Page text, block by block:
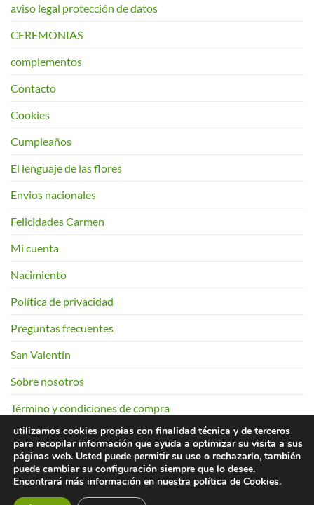
aviso legal protección de datos
CEREMONIAS
complementos
Contacto
Cookies
Cumpleaños
El lenguaje de las flores
Envios nacionales
Felicidades Carmen
Mi cuenta
Nacimiento
Política de privacidad
Preguntas frecuentes
San Valentín
Sobre nosotros
Término y condiciones de compra
956 28 65 07
Copyright 2026 ©
utilizamos cookies propias con finalidad técnica y de terceros
para recopilar información que ayuda a optimizar su visita a sus
páginas web. Usted puede permitir su uso o rechazarlo, también
puede cambiar su configuración siempre que lo desee.
Encontrará más información en nuestra política de Cookies.